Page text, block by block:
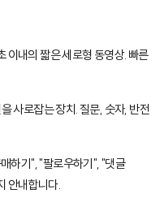
이내의 짧은 세로형 동영상. 빠른
사로잡는 장치. 질문, 숫자, 반전
하기", "팔로우하기", "댓글
안내합니다.